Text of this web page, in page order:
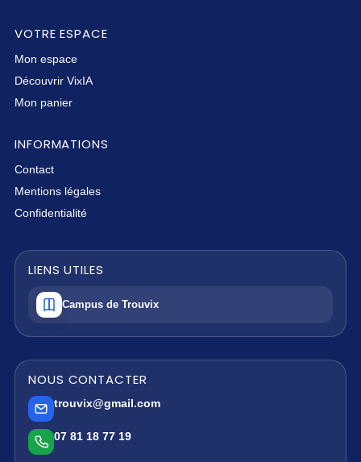
VOTRE ESPACE
Mon espace
Découvrir VixIA
Mon panier
INFORMATIONS
Contact
Mentions légales
Confidentialité
LIENS UTILES
Campus de Trouvix
NOUS CONTACTER
trouvix@gmail.com
07 81 18 77 19